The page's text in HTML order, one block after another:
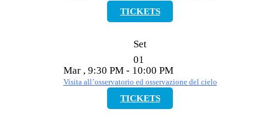
TICKETS
Set
01
Mar , 9:30 PM - 10:00 PM
Visita all’osservatorio ed osservazione del cielo
TICKETS